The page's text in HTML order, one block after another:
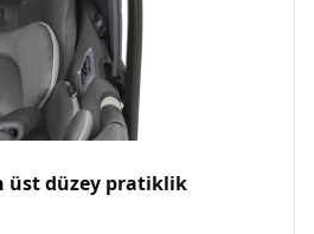
üst düzey pratiklik